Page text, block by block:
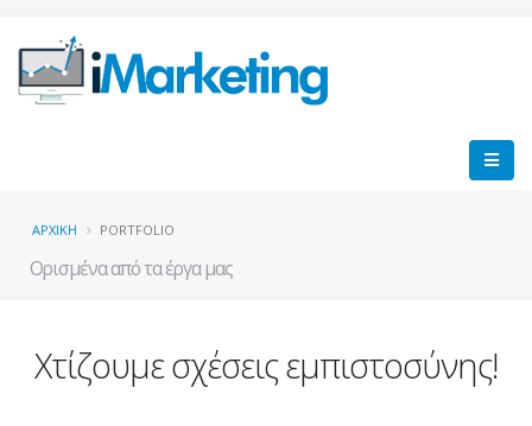
ΑΡΧΙΚΗ PORTFOLIO
Ορισμένα από τα έργα μας
Χτίζουμε σχέσεις εμπιστοσύνης!